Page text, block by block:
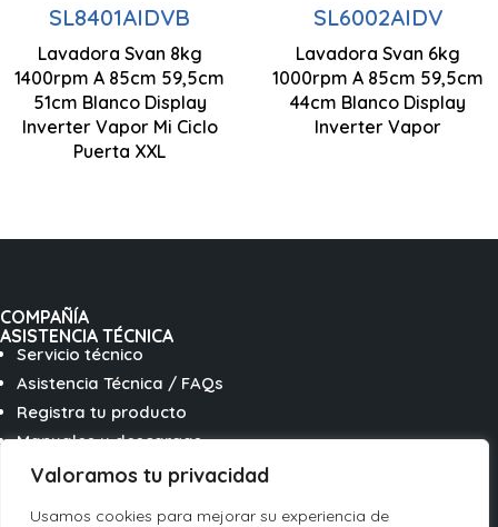
Valoramos tu privacidad
Usamos cookies para mejorar su experiencia de
SL8401AIDVB
Lavadora Svan 8kg
1400rpm A 85cm 59,5cm
51cm Blanco Display
Inverter Vapor Mi Ciclo
Puerta XXL
1400 rpm
Motor Inverter
Control Display
850 x 595 x 510
mm
SL6002AIDV
Lavadora Svan 6kg
1000rpm A 85cm 59,5cm
44cm Blanco Display
Inverter Vapor
Centrifugado
1000 rpm
Motor Inverter
COMPAÑÍA
ASISTENCIA TÉCNICA
Servicio técnico
Asistencia Técnica / FAQs
Registra tu producto
Manuales y descargas